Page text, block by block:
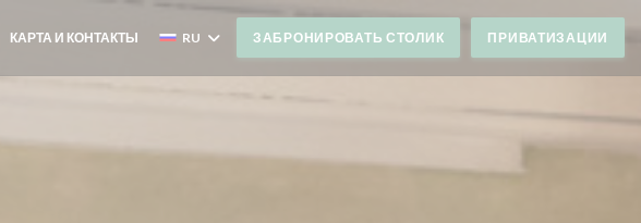
((ОТКРЫВАЕТСЯ В НОВОМ ОКНЕ))
КАРТА И КОНТАКТЫ RU ЗАБРОНИРОВАТЬ СТОЛИК ПРИВАТИЗАЦИИ